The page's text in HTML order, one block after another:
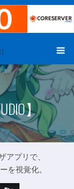
】
アプリで、
を視覚化。